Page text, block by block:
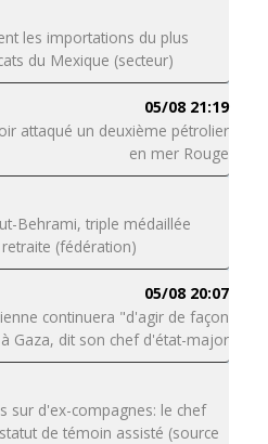
les importations du plus
du Mexique (secteur)
05/08 21:19
attaqué un deuxième pétrolier
en mer Rouge
Behrami, triple médaillée
(fédération)
05/08 20:07
continuera "d'agir de façon
Gaza, dit son chef d'état-major
sur d'ex-compagnes: le chef
de témoin assisté (source